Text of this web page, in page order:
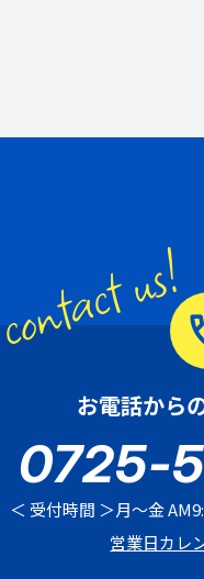
お電話から
0725-
＜ 受付時間 ＞月〜金
営業日カレ
us!